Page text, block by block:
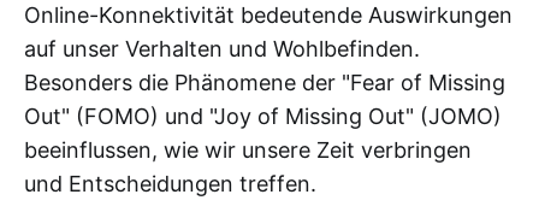
Online-Konnektivität bedeutende Auswirkungen
auf unser Verhalten und Wohlbefinden.
Besonders die Phänomene der "Fear of Missing
Out" (FOMO) und "Joy of Missing Out" (JOMO)
beeinflussen, wie wir unsere Zeit verbringen
und Entscheidungen treffen.